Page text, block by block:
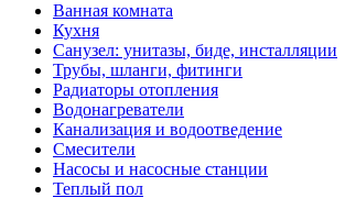
Ванная комната
Кухня
Санузел: унитазы, биде, инсталляции
Трубы, шланги, фитинги
Радиаторы отопления
Водонагреватели
Канализация и водоотведение
Смесители
Насосы и насосные станции
Теплый пол